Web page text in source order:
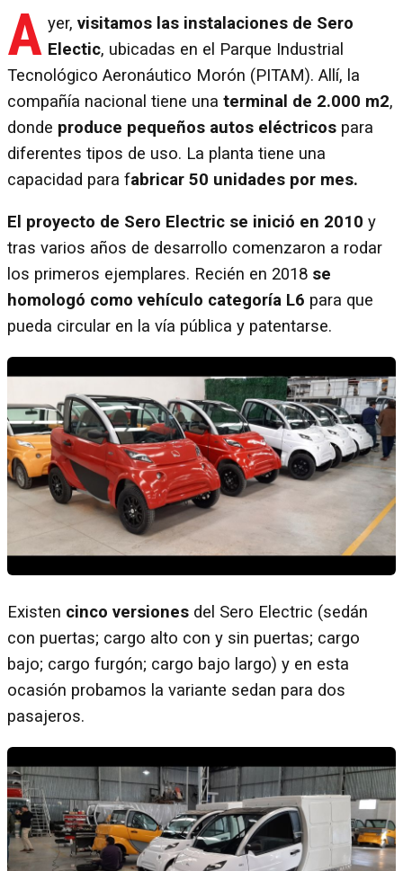
A yer, visitamos las instalaciones de Sero
Electic, ubicadas en el Parque Industrial
Tecnológico Aeronáutico Morón (PITAM). Allí, la
compañía nacional tiene una terminal de 2.000 m2,
donde produce pequeños autos eléctricos para
diferentes tipos de uso. La planta tiene una
capacidad para fabricar 50 unidades por mes.
El proyecto de Sero Electric se inició en 2010 y
tras varios años de desarrollo comenzaron a rodar
los primeros ejemplares. Recién en 2018 se
homologó como vehículo categoría L6 para que
pueda circular en la vía pública y patentarse.
Existen cinco versiones del Sero Electric (sedán
con puertas; cargo alto con y sin puertas; cargo
bajo; cargo furgón; cargo bajo largo) y en esta
ocasión probamos la variante sedan para dos
pasajeros.